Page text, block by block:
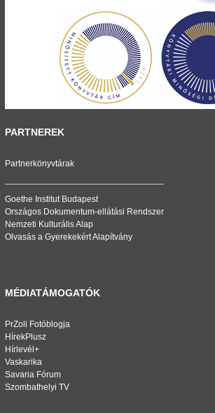
PARTNEREK
Partnerkönyvtárak
Goethe Institut Budapest
Országos Dokumentum-ellátási Rendszer
Nemzeti Kulturális Alap
Olvasás a Gyerekekért Alapítvány
MÉDIATÁMOGATÓK
PrZoli Fotóblogja
HírekPlusz
Hírlevél+
Vaskarika
Savaria Fórum
Szombathelyi TV